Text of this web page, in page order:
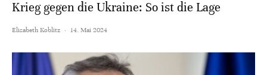
Krieg gegen die Ukraine: So ist die Lage
Elisabeth Koblitz · 14. Mai 2024